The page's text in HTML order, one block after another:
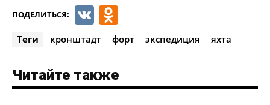
ПОДЕЛИТЬСЯ: VK
Теги кронштадт форт экспедиция яхта
Читайте также